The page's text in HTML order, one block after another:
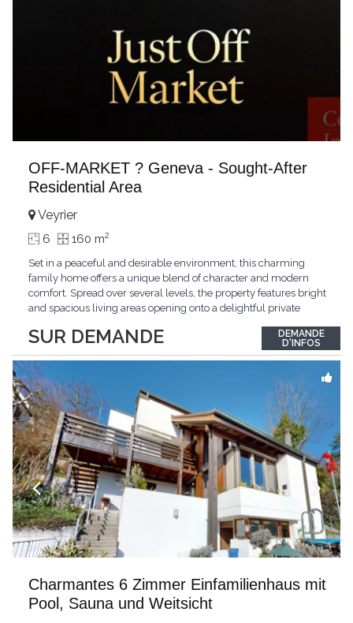
OFF-MARKET ? Geneva - Sought-After
Residential Area
SUR DEMANDE
Veyrier
6 160 m2
Set in a peaceful and desirable environment, this charming
family home offers a unique blend of character and modern
comfort. Spread over several levels, the property features bright
and spacious living areas opening onto a delightful private
architecture and warm atmosphere make it a particularly
appealing residence. Ideally located...
DEMANDE
D'INFOS
Charmantes 6 Zimmer Einfamilienhaus mit
Pool, Sauna und Weitsicht